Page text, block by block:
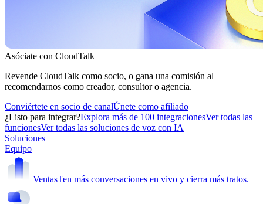
Asóciate con CloudTalk
Revende CloudTalk como socio, o gana una comisión al
recomendarnos como creador, consultor o agencia.
Conviértete en socio de canalÚnete como afiliado
¿Listo para integrar?Explora más de 100 integracionesVer todas las
funcionesVer todas las soluciones de voz con IA
Soluciones
Equipo
VentasTen más conversaciones en vivo y cierra más tratos.